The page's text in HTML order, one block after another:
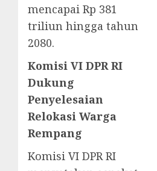
mencapai Rp 381
triliun hingga tahun
2080.
Komisi VI DPR RI
Dukung
Penyelesaian
Relokasi Warga
Rempang
Komisi VI DPR RI